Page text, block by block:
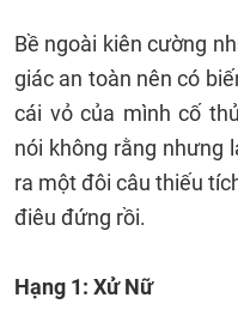
Bề ngoài kiên cường
giác an toàn nên có
cái vỏ của mình cố
nói không rằng nhưng
ra một đôi câu thiếu
điêu đứng rồi.
Hạng 1: Xử Nữ